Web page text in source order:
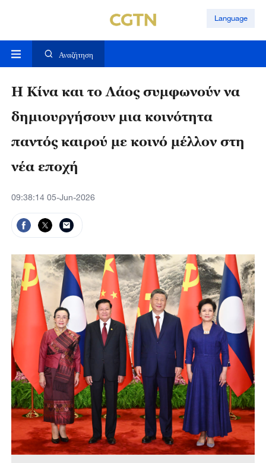
Language
Αναζήτηση
Η Κίνα και το Λάος συμφωνούν να
δημιουργήσουν μια κοινότητα
παντός καιρού με κοινό μέλλον στη
νέα εποχή
09:38:14 05-Jun-2026